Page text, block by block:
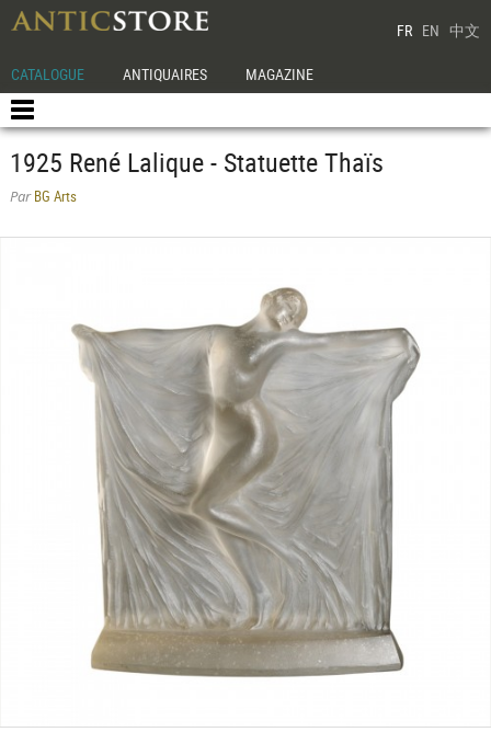
FR EN 中文
CATALOGUE ANTIQUAIRES MAGAZINE
1925 René Lalique - Statuette Thaïs
ParBG Arts